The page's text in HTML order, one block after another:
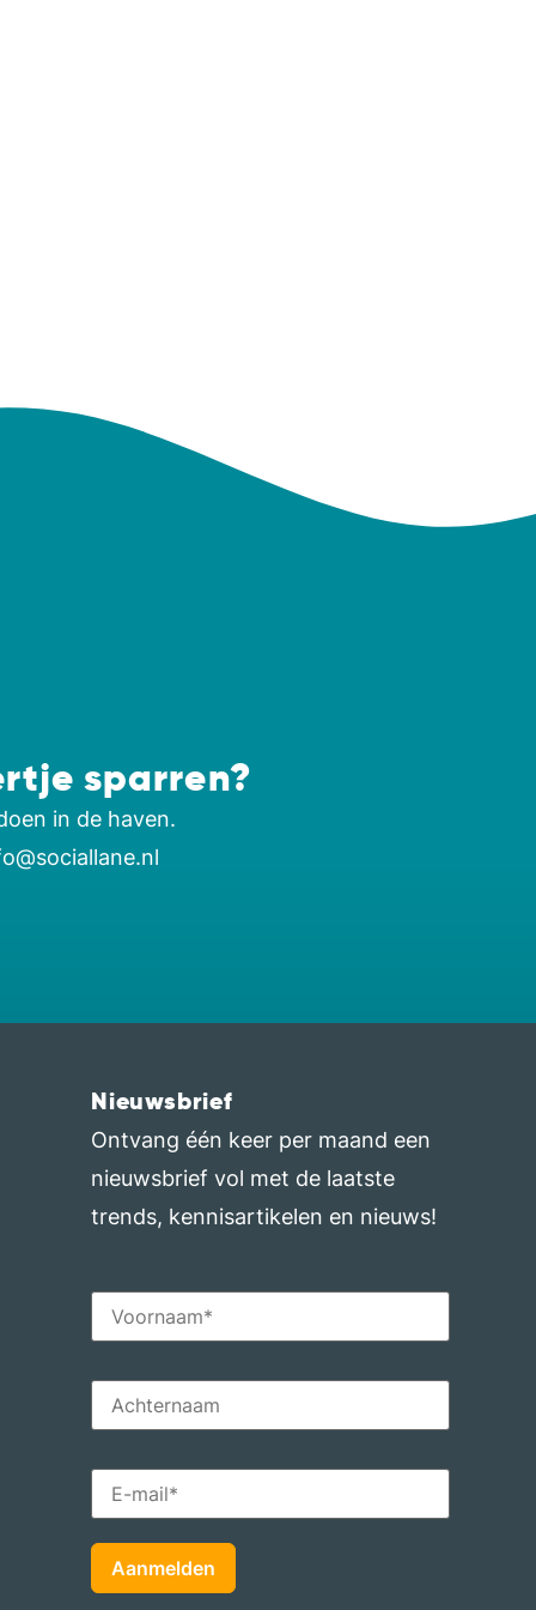
sparren?
in de haven.
Nieuwsbrief
Ontvang één keer per maand een
nieuwsbrief vol met de laatste
trends, kennisartikelen en nieuws!
Aanmelden